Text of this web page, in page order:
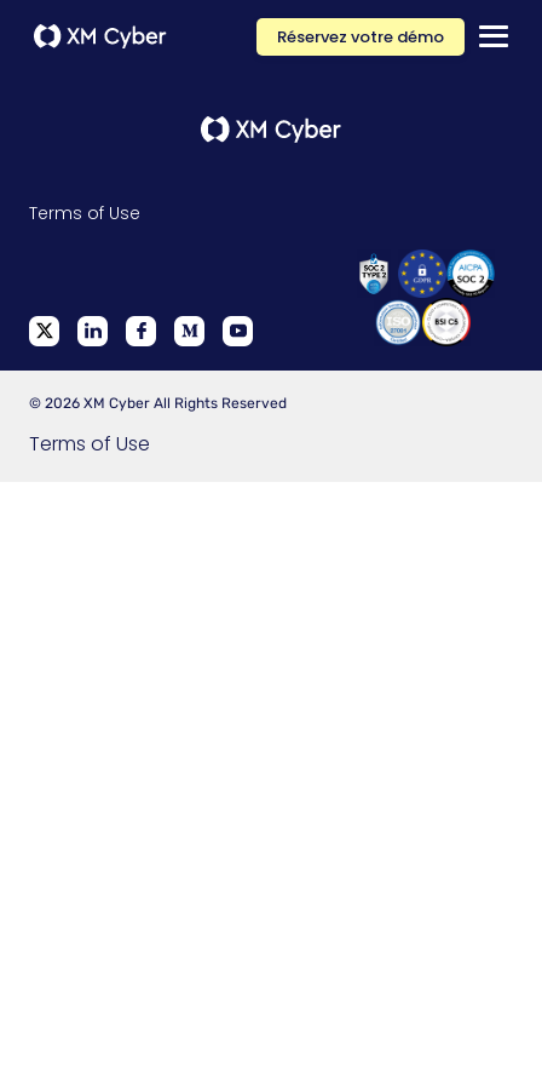
Réservez votre démo
Terms of Use
© 2026 XM Cyber All Rights Reserved
Terms of Use